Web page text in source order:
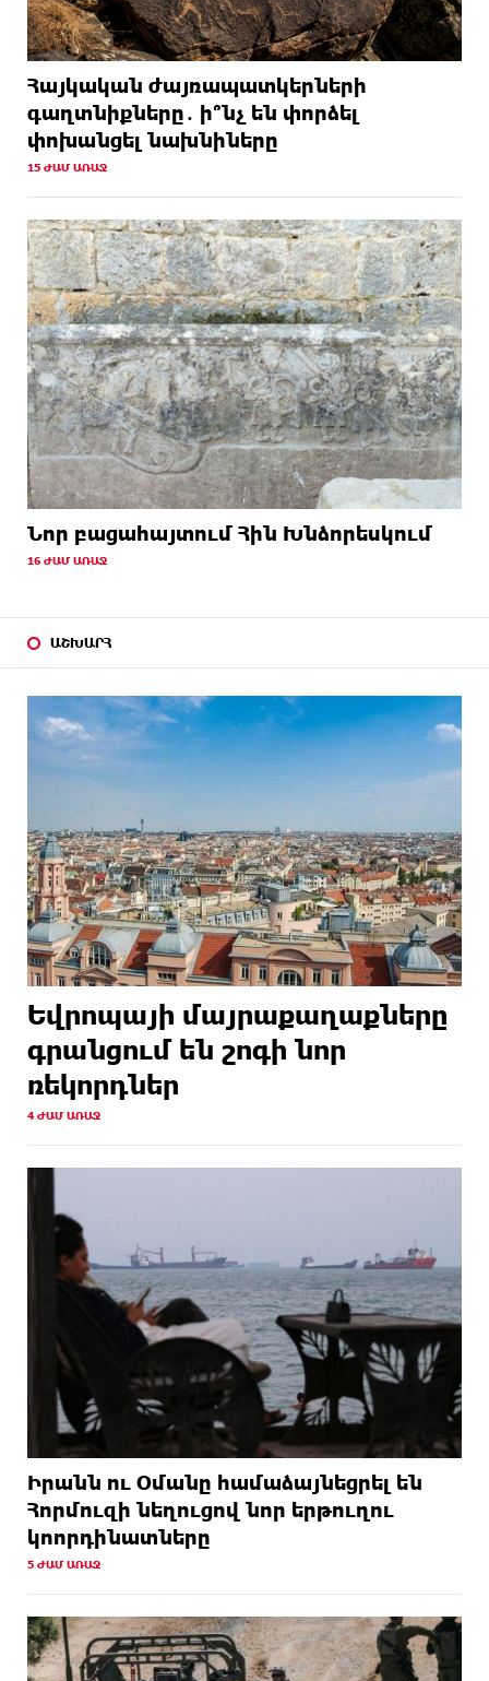
Հայկական ժայռապատկերների
գաղտնիքները․ ի՞նչ են փորձել
փոխանցել նախնիները
15 ԺԱՄ ԱՌԱՋ
Նոր բացահայտում Հին Խնձորեսկում
16 ԺԱՄ ԱՌԱՋ
ԱՇԽԱՐՀ
Եվրոպայի մայրաքաղաքները
գրանցում են շոգի նոր
ռեկորդներ
4 ԺԱՄ ԱՌԱՋ
Իրանն ու Օմանը համաձայնեցրել են
Հորմուզի նեղուցով նոր երթուղու
կոորդինատները
5 ԺԱՄ ԱՌԱՋ